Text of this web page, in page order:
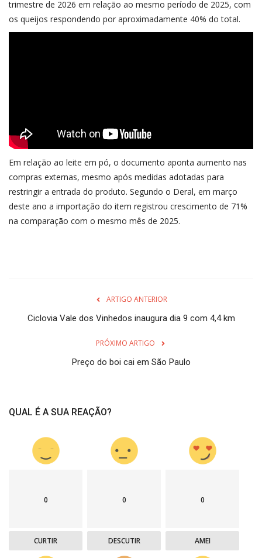
trimestre de 2026 em relação ao mesmo período de 2025, com
os queijos respondendo por aproximadamente 40% do total.
Em relação ao leite em pó, o documento aponta aumento nas
compras externas, mesmo após medidas adotadas para
restringir a entrada do produto. Segundo o Deral, em março
deste ano a importação do item registrou crescimento de 71%
na comparação com o mesmo mês de 2025.
ARTIGO ANTERIOR
Ciclovia Vale dos Vinhedos inaugura dia 9 com 4,4 km
PRÓXIMO ARTIGO
Preço do boi cai em São Paulo
QUAL É A SUA REAÇÃO?
0
CURTIR
0
DESCUTIR
0
AMEI